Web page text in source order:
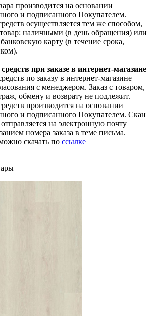
производится на основании
и подписанного Покупателем.
осуществляется тем же способом,
наличными (в день обращения) или
карту (в течение срока,
при заказе в интернет-магазине
по заказу в интернет-магазине
с менеджером. Заказ с товаром,
обмену и возврату не подлежит.
производится на основании
и подписанного Покупателем. Скан
на электронную почту
номера заказа в теме письма.
скачать по ссылке